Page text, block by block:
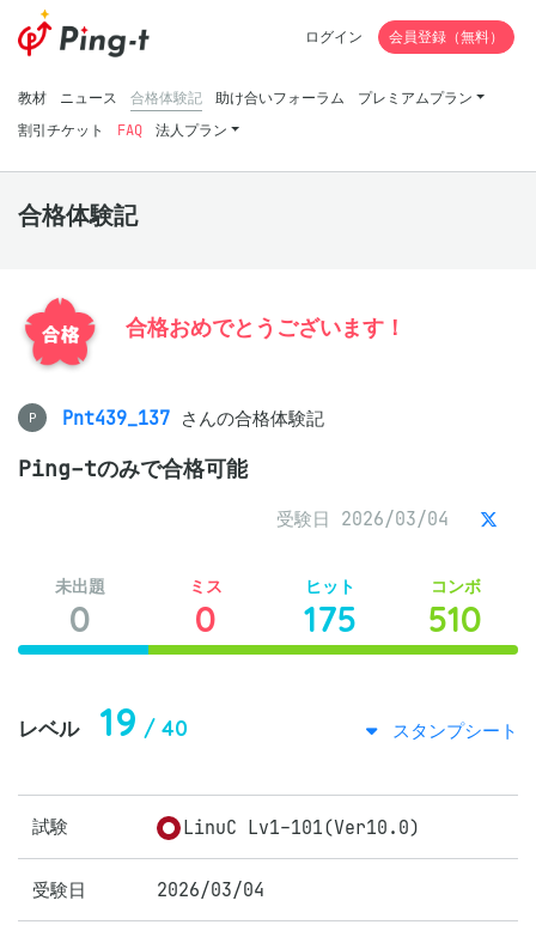
教材 ニュース 合格体験記 助け合いフォーラム
プレミアムプラン
割引チケット
FAQ 法人プラン
ログイン 会員登録（無料）
合格体験記
合格おめでとうございます！
P Pnt439_137 さんの合格体験記
Ping-tのみで合格可能
受験日 2026/03/04
未出題
0
ミス
0
ヒット
175
コンボ
510
レベル 19 / 40 スタンプシート
試験 LinuC Lv1-101(Ver10.0)
受験日 2026/03/04